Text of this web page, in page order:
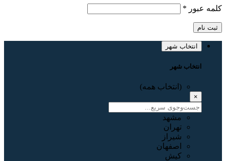
کلمه عبور *
ثبت نام
انتخاب شهر
انتخاب شهر
(انتخاب همه)
×
مشهد
تهران
شیراز
اصفهان
کیش